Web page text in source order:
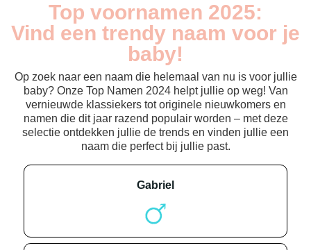
Top voornamen 2025:
Vind een trendy naam voor je
baby!
Op zoek naar een naam die helemaal van nu is voor jullie
baby? Onze Top Namen 2024 helpt jullie op weg! Van
vernieuwde klassiekers tot originele nieuwkomers en
namen die dit jaar razend populair worden – met deze
selectie ontdekken jullie de trends en vinden jullie een
naam die perfect bij jullie past.
gabriel